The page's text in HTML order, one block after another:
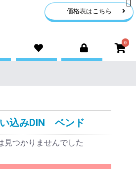
価格表はこちら
0
込みDIN ベンド
見つかりませんでした